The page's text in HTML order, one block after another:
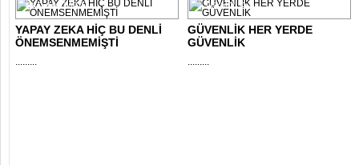
YAPAY ZEKA HİÇ BU DENLİ
ÖNEMSENMEMİŞTİ
.........
EKO-MAGAZİN
GÜVENLİK HER YERDE
GÜVENLİK
.........
TEKNOLOJİ